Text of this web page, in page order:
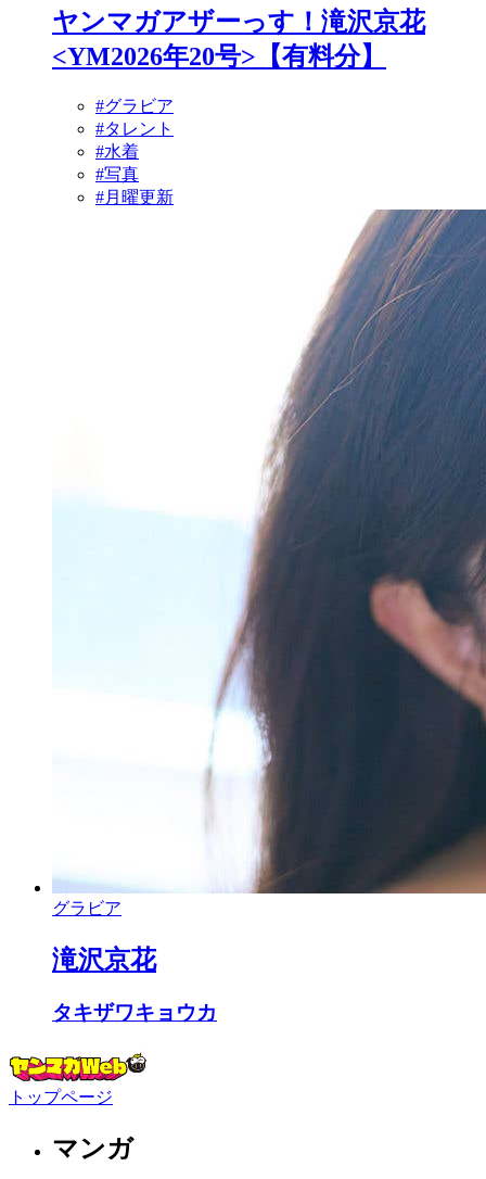
ヤンマガアザーっす！滝沢京花
<YM2026年20号>【有料分】
#グラビア
#タレント
#水着
#写真
#月曜更新
グラビア
滝沢京花
タキザワキョウカ
トップページ
マンガ